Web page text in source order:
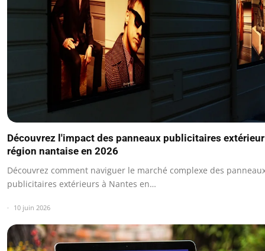
Découvrez l'impact des panneaux publicitaires
région nantaise en 2026
Découvrez comment naviguer le marché complexe des
publicitaires extérieurs à Nantes en…
10 juin 2026